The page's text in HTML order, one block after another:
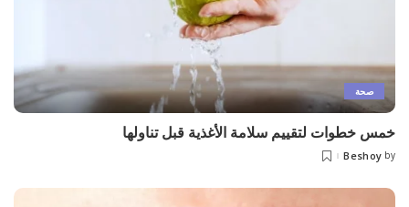
صحة
خمس خطوات لتقييم سلامة الأغذية قبل تناولها
Posted
by
Beshoy